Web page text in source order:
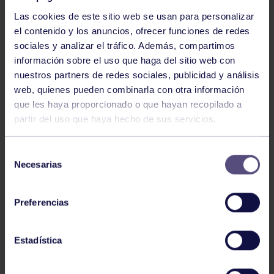
Las cookies de este sitio web se usan para personalizar
el contenido y los anuncios, ofrecer funciones de redes
sociales y analizar el tráfico. Además, compartimos
información sobre el uso que haga del sitio web con
nuestros partners de redes sociales, publicidad y análisis
web, quienes pueden combinarla con otra información
que les haya proporcionado o que hayan recopilado a
partir del uso que haya hecho de sus servicios.
Necesarias
Preferencias
Estadística
Baloncesto
ÚLTIMOS RESULTADOS DE LA SECCIÓN
Baloncesto